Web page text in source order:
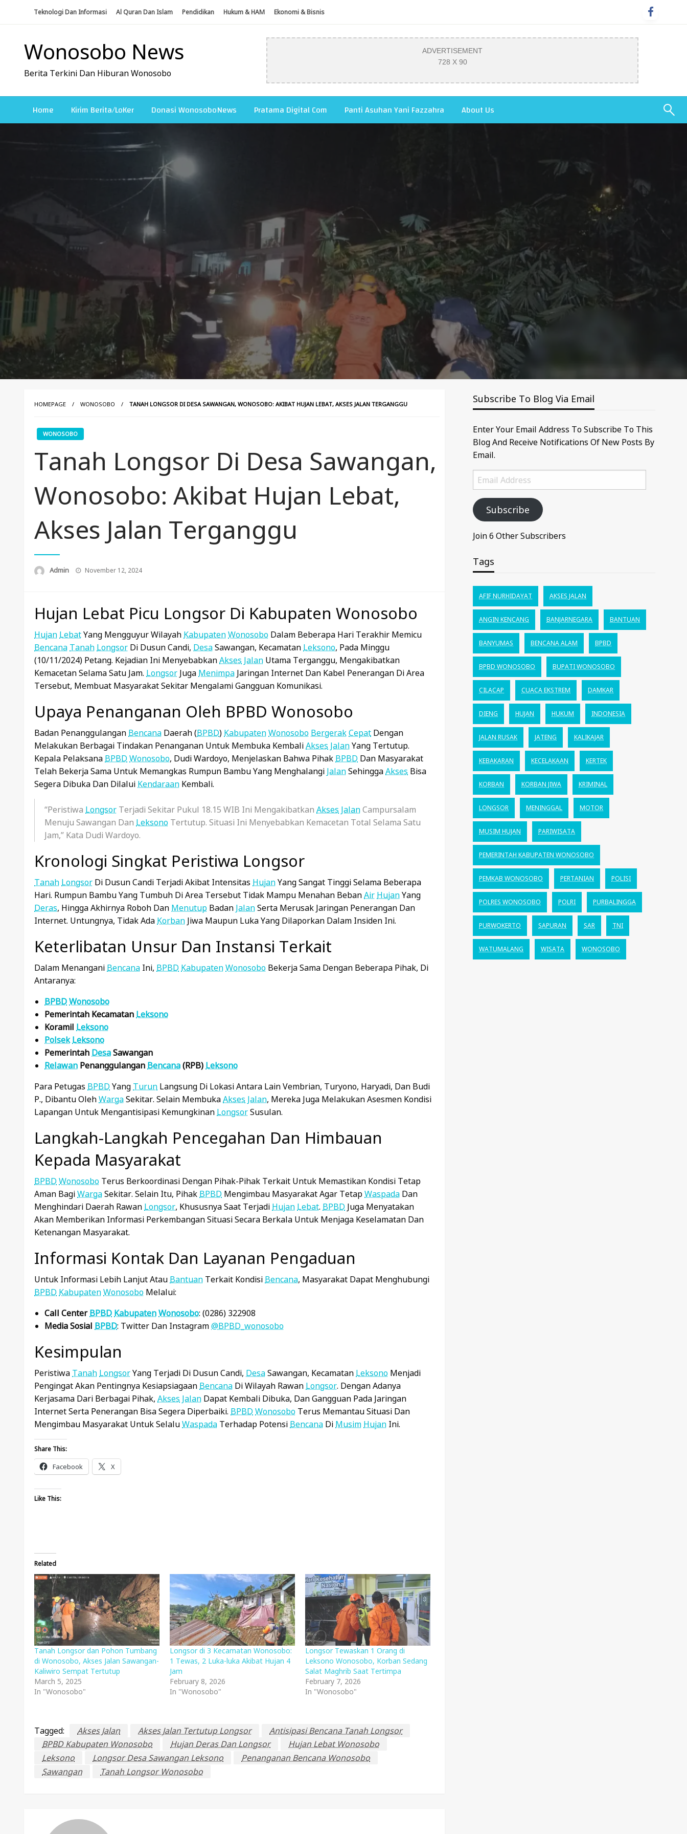
Teknologi Dan Informasi Al Quran Dan Islam Pendidikan Hukum & HAM Ekonomi & Bisnis
Wonosobo News
Berita Terkini Dan Hiburan Wonosobo
ADVERTISEMENT
728 X 90
Home Kirim Berita/LoKer Donasi WonosoboNews Pratama Digital Com Panti Asuhan Yani Fazzahra About Us
HOMEPAGE WONOSOBO TANAH LONGSOR DI DESA SAWANGAN, WONOSOBO: AKIBAT HUJAN LEBAT, AKSES JALAN TERGANGGU
WONOSOBO
Tanah Longsor Di Desa Sawangan,
Wonosobo: Akibat Hujan Lebat,
Akses Jalan Terganggu
Admin
Posted
November 12, 2024
Hujan Lebat Picu Longsor Di Kabupaten Wonosobo
Hujan LebatYang Mengguyur Wilayah KabupatenWonosobo Dalam Beberapa Hari Terakhir Memicu
Bencana Tanah Longsor Di Dusun Candi, DesaSawangan, Kecamatan Leksono, Pada Minggu
(10/11/2024) Petang. Kejadian Ini MenyebabkanAkses Jalan Utama Terganggu, Mengakibatkan
Kemacetan Selama Satu Jam. Longsor Juga Menimpa Jaringan Internet Dan Kabel Penerangan Di Area
Tersebut, Membuat Masyarakat Sekitar Mengalami Gangguan Komunikasi.
Upaya Penanganan Oleh BPBD Wonosobo
Badan Penanggulangan Bencana Daerah (BPBD) KabupatenWonosobo BergerakCepat Dengan
Melakukan Berbagai Tindakan Penanganan Untuk Membuka KembaliAkses JalanYang Tertutup.
Kepala Pelaksana BPBD Wonosobo, Dudi Wardoyo, Menjelaskan Bahwa Pihak BPBD Dan Masyarakat
Telah Bekerja Sama Untuk Memangkas Rumpun Bambu Yang Menghalangi JalanSehinggaAkses Bisa
Segera Dibuka Dan Dilalui Kendaraan Kembali.
“Peristiwa Longsor Terjadi Sekitar Pukul 18.15 WIB Ini Mengakibatkan Akses JalanCampursalam
Menuju Sawangan Dan Leksono Tertutup. Situasi Ini Menyebabkan Kemacetan Total Selama Satu
Jam,” Kata Dudi Wardoyo.
Kronologi Singkat Peristiwa Longsor
Tanah Longsor Di Dusun Candi Terjadi Akibat Intensitas HujanYang Sangat Tinggi Selama Beberapa
Hari. Rumpun Bambu Yang Tumbuh Di Area Tersebut Tidak Mampu Menahan BebanAir HujanYang
Deras, Hingga Akhirnya Roboh Dan Menutup Badan JalanSerta Merusak Jaringan Penerangan Dan
Internet. Untungnya, Tidak Ada Korban Jiwa Maupun Luka Yang Dilaporkan Dalam Insiden Ini.
Keterlibatan Unsur Dan Instansi Terkait
Dalam Menangani Bencana Ini, BPBD KabupatenWonosobo Bekerja Sama Dengan Beberapa Pihak, Di
Antaranya:
BPBDWonosobo
Pemerintah Kecamatan Leksono
Koramil Leksono
Polsek Leksono
Pemerintah DesaSawangan
Relawan Penanggulangan Bencana(RPB) Leksono
Para Petugas BPBD Yang Turun Langsung Di Lokasi Antara Lain Vembrian, Turyono, Haryadi, Dan Budi
P., Dibantu OlehWargaSekitar. Selain MembukaAkses Jalan, Mereka Juga Melakukan Asesmen Kondisi
Lapangan Untuk Mengantisipasi Kemungkinan LongsorSusulan.
Langkah-Langkah Pencegahan Dan Himbauan
Kepada Masyarakat
BPBD Wonosobo Terus Berkoordinasi Dengan Pihak-Pihak Terkait Untuk Memastikan Kondisi Tetap
Aman BagiWargaSekitar. Selain Itu, Pihak BPBD Mengimbau Masyarakat Agar TetapWaspada Dan
Menghindari Daerah Rawan Longsor, Khususnya Saat Terjadi Hujan Lebat. BPBD Juga Menyatakan
Akan Memberikan Informasi Perkembangan Situasi Secara Berkala Untuk Menjaga Keselamatan Dan
Ketenangan Masyarakat.
Informasi Kontak Dan Layanan Pengaduan
Untuk Informasi Lebih Lanjut Atau Bantuan Terkait Kondisi Bencana, Masyarakat Dapat Menghubungi
BPBD KabupatenWonosobo Melalui:
Call CenterBPBD KabupatenWonosobo: (0286) 322908
Media Sosial BPBD: Twitter Dan Instagram@BPBD_wonosobo
Kesimpulan
Peristiwa Tanah LongsorYang Terjadi Di Dusun Candi, DesaSawangan, Kecamatan Leksono Menjadi
Pengingat Akan Pentingnya Kesiapsiagaan Bencana Di Wilayah Rawan Longsor. Dengan Adanya
Kerjasama Dari Berbagai Pihak, Akses Jalan Dapat Kembali Dibuka, Dan Gangguan Pada Jaringan
Internet Serta Penerangan Bisa Segera Diperbaiki. BPBD Wonosobo Terus Memantau Situasi Dan
Mengimbau Masyarakat Untuk SelaluWaspada Terhadap Potensi Bencana Di Musim Hujan Ini.
Share This:
Facebook X
Like This:
Related
Tanah Longsor dan Pohon Tumbang
di Wonosobo, Akses Jalan Sawangan-
Kaliwiro Sempat Tertutup
March 5, 2025
In "Wonosobo"
Longsor di 3 Kecamatan Wonosobo:
1 Tewas, 2 Luka-luka Akibat Hujan 4
Jam
February 8, 2026
In "Wonosobo"
Longsor Tewaskan 1 Orang di
Leksono Wonosobo, Korban Sedang
Salat Maghrib Saat Tertimpa
February 7, 2026
In "Wonosobo"
Tagged: Akses Jalan Akses Jalan Tertutup Longsor
Antisipasi Bencana Tanah Longsor
BPBD Kabupaten Wonosobo
Hujan Deras Dan Longsor
Hujan Lebat Wonosobo
Leksono
Longsor Desa Sawangan Leksono
Penanganan Bencana Wonosobo
Sawangan
Tanah Longsor Wonosobo
Subscribe To Blog Via Email
Enter Your Email Address To Subscribe To This
Blog And Receive Notifications Of New Posts By
Email.
Email
Address
Subscribe
Join 6 Other Subscribers
Tags
AFIF NURHIDAYAT AKSES JALAN
ANGIN KENCANG BANJARNEGARA BANTUAN
BANYUMAS BENCANA ALAM BPBD
BPBD WONOSOBO BUPATI WONOSOBO
CILACAP CUACA EKSTREM DAMKAR
DIENG HUJAN HUKUM INDONESIA
JALAN RUSAK JATENG KALIKAJAR
KEBAKARAN KECELAKAAN KERTEK
KORBAN KORBAN JIWA KRIMINAL
LONGSOR MENINGGAL MOTOR
MUSIM HUJAN PARIWISATA
PEMERINTAH KABUPATEN WONOSOBO
PEMKAB WONOSOBO PERTANIAN POLISI
POLRES WONOSOBO POLRI PURBALINGGA
PURWOKERTO SAPURAN SAR TNI
WATUMALANG WISATA WONOSOBO